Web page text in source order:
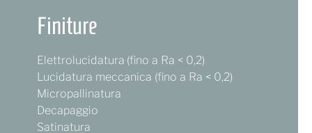
Finiture
Elettrolucidatura (fino a Ra < 0,2)
Lucidatura meccanica (fino a Ra < 0,2)
Micropallinatura
Decapaggio
Satinatura